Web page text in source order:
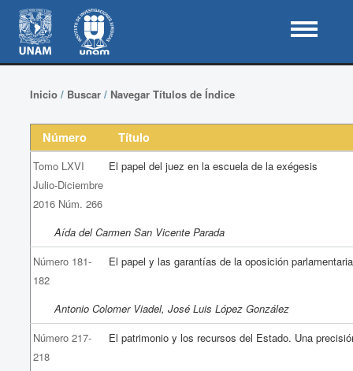
Inicio/ Buscar/ Navegar Títulos de Índice
Número Título
Tomo LXVI
Julio-Diciembre
2016 Núm. 266
El papel del juez en la escuela de la exégesis
Aída del Carmen San Vicente Parada
Número 181-
182
El papel y las garantías de la oposición
Antonio Colomer Viadel, José Luis López González
Número 217-
218
El patrimonio y los recursos del Estado. Una